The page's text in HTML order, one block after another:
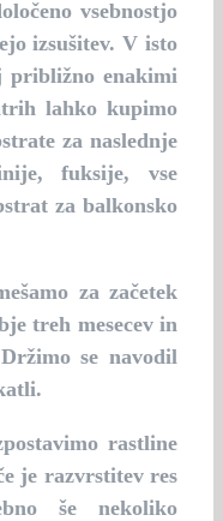
vsebnostjo
izsušitev. V isto
približno enakimi
lahko kupimo
za naslednje
fuksije, vse
za balkonsko
za začetek
treh mesecev in
se navodil
rastline
je razvrstitev res
še nekoliko